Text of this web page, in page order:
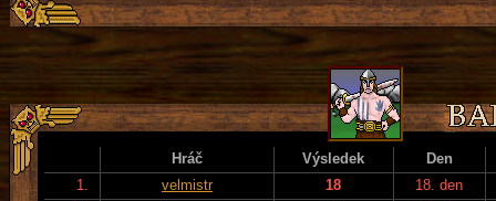
Hráč Výsledek
Den
1.
velmistr 18
18. den